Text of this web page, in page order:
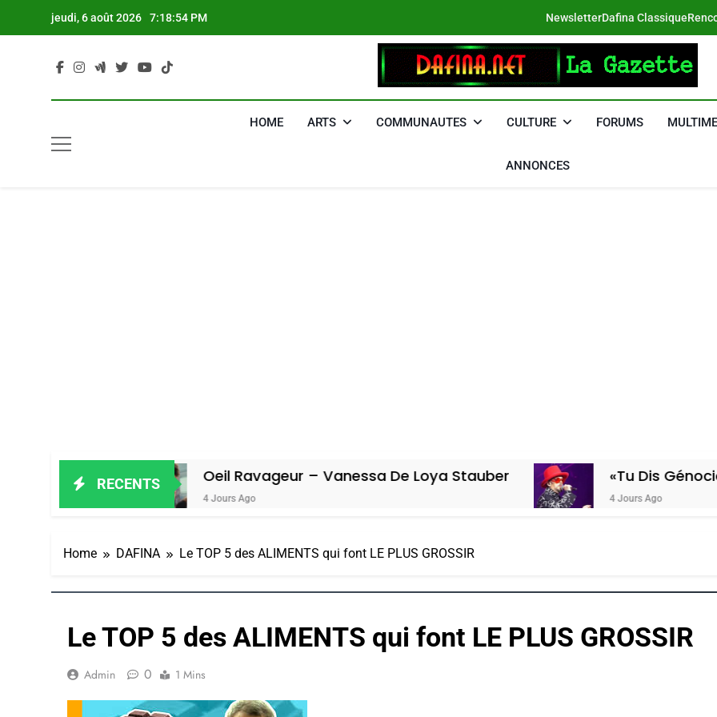
jeudi, 6 août 2026 7:18:55 PM NewsletterDafina Classique
DAFINA
HOME ARTS COMMUNAUTES CULTURE FORUMS
ANNONCES
RECENTS
Oeil Ravageur – Vanessa De Loya Stauber
4 Jours Ago
«Tu Dis Génocide, Je Dis
4 Jours Ago
Home DAFINA Le TOP 5 des ALIMENTS qui font LE PLUS GROSSIR
Le TOP 5 des ALIMENTS qui font LE PLUS GROSSIR
Admin 0 1 Mins